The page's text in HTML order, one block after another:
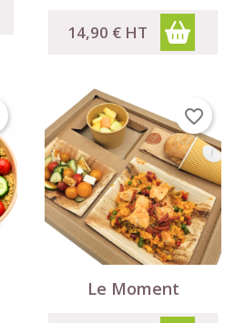
14,90 € HT
Le Moment
favorite_border